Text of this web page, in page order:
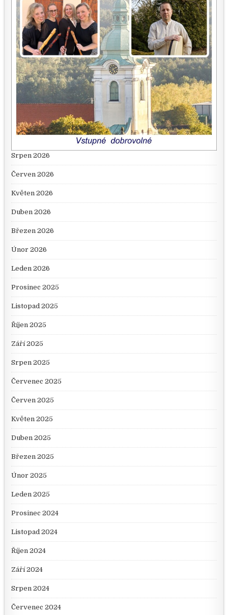
Srpen 2026
Červen 2026
Květen 2026
Duben 2026
Březen 2026
Únor 2026
Leden 2026
Prosinec 2025
Listopad 2025
Říjen 2025
Září 2025
Srpen 2025
Červenec 2025
Červen 2025
Květen 2025
Duben 2025
Březen 2025
Únor 2025
Leden 2025
Prosinec 2024
Listopad 2024
Říjen 2024
Září 2024
Srpen 2024
Červenec 2024